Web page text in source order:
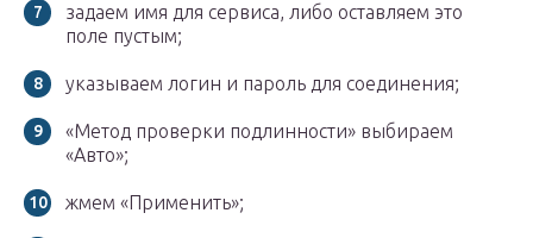
задаем имя для сервиса, либо оставляем это
поле пустым;
указываем логин и пароль для соединения;
«Метод проверки подлинности» выбираем
«Авто»;
жмем «Применить»;